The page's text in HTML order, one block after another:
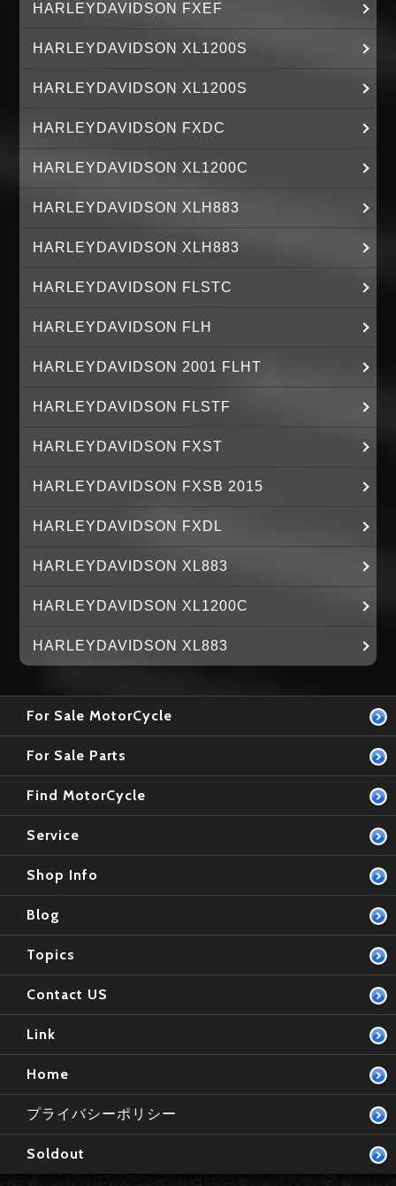
HARLEYDAVIDSON FXEF
HARLEYDAVIDSON XL1200S
HARLEYDAVIDSON XL1200S
HARLEYDAVIDSON FXDC
HARLEYDAVIDSON XL1200C
HARLEYDAVIDSON XLH883
HARLEYDAVIDSON XLH883
HARLEYDAVIDSON FLSTC
HARLEYDAVIDSON FLH
HARLEYDAVIDSON 2001 FLHT
HARLEYDAVIDSON FLSTF
HARLEYDAVIDSON FXST
HARLEYDAVIDSON FXSB 2015
HARLEYDAVIDSON FXDL
HARLEYDAVIDSON XL883
HARLEYDAVIDSON XL1200C
HARLEYDAVIDSON XL883
For Sale MotorCycle
For Sale Parts
Find MotorCycle
Service
Shop Info
Blog
Topics
Contact US
Link
Home
プライバシーポリシー
Soldout